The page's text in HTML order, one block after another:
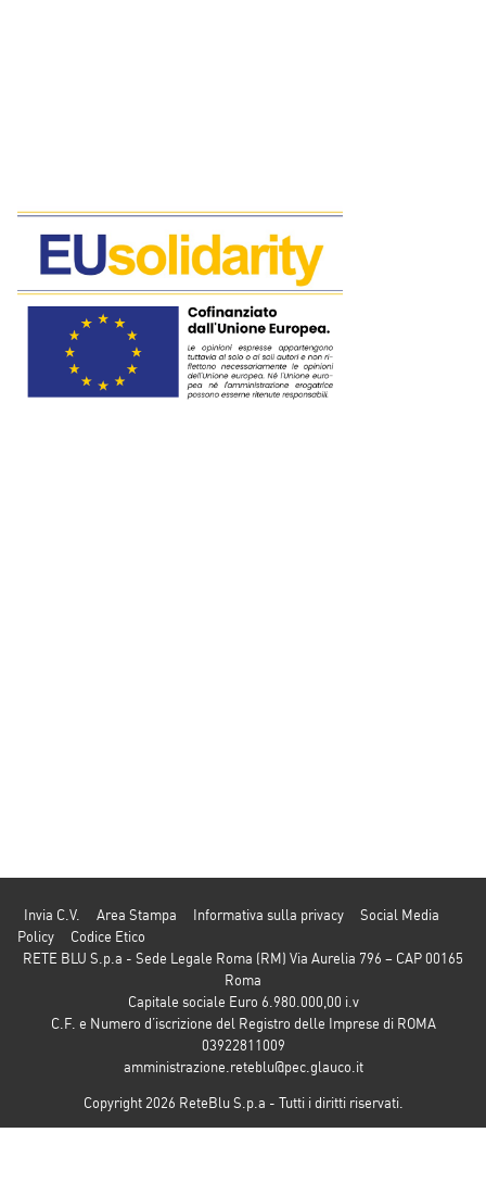
Invia C.V. Area Stampa Informativa sulla privacy
Social Media
Policy
Codice Etico
RETE BLU S.p.a - Sede Legale Roma (RM) Via Aurelia 796 – CAP 00165
Roma
Capitale sociale Euro 6.980.000,00 i.v
C.F. e Numero d’iscrizione del Registro delle Imprese di ROMA
03922811009
amministrazione.reteblu@pec.glauco.it
Copyright 2026 ReteBlu S.p.a - Tutti i diritti riservati.